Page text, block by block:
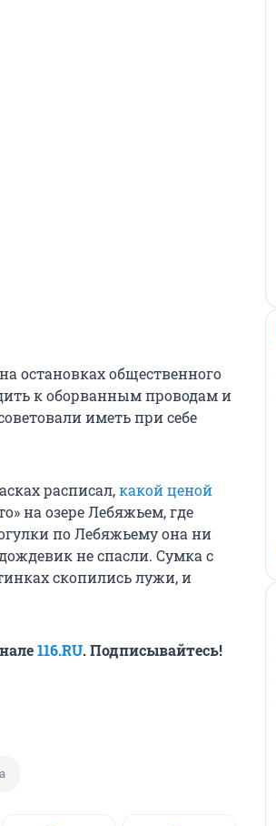
остановках общественного
к оборванным проводам и
иметь при себе
расписал,какой ценой
на озере Лебяжьем, где
по Лебяжьему она ни
не спасли. Сумка с
скопились лужи, и
116.RU. Подписывайтесь!